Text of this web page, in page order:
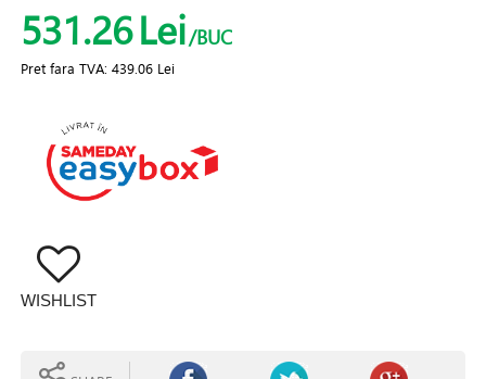
531.26Lei/BUC
Pret fara TVA:439.06 Lei
WISHLIST